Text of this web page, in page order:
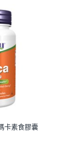
卡素食膠囊